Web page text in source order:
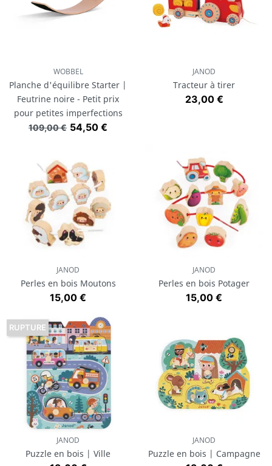
WOBBEL
Planche d'équilibre Starter |
Feutrine noire - Petit prix
pour petites imperfections
Prix de base
109,00 € Prix
54,50 €
JANOD
Tracteur à tirer
Prix
23,00 €
JANOD
Perles en bois Moutons
Prix
15,00 €
JANOD
Perles en bois Potager
Prix
15,00 €
JANOD
Puzzle en bois | Ville
RUPTURE
JANOD
Puzzle en bois | Campagne